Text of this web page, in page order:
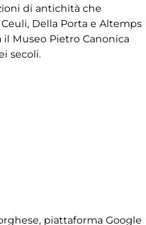
di antichità che
Della Porta e Altemps
il Museo Pietro Canonica
secoli.
, piattaforma Google